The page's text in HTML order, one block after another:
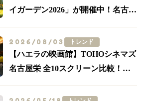
イガーデン2026」が開催中！名古屋
2026/08/03 トレンド
【ハエラの映画館】TOHOシネマズ
名古屋栄 全10スクリーン比較！